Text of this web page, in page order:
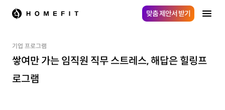
맞춤 제안서 받기
기업 프로그램
쌓여만 가는 임직원 직무 스트레스, 해답은 힐링프
로그램